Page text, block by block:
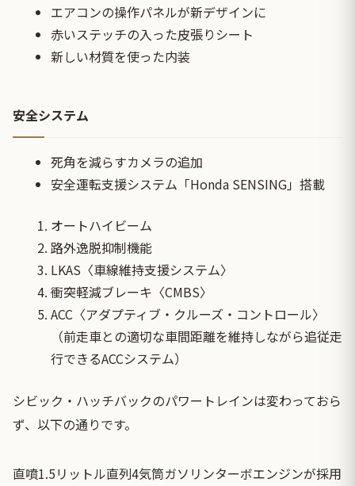
エアコンの操作パネルが新デザインに
赤いステッチの入った皮張りシート
新しい材質を使った内装
安全システム
死角を減らすカメラの追加
安全運転支援システム「Honda SENSING」搭載
オートハイビーム
路外逸脱抑制機能
LKAS〈車線維持支援システム〉
衝突軽減ブレーキ〈CMBS〉
ACC〈アダプティブ・クルーズ・コントロール〉
（前走車との適切な車間距離を維持しながら追従走
行できるACCシステム）
シビック・ハッチバックのパワートレインは変わっておら
ず、以下の通りです。
直噴1.5リットル直列4気筒ガソリンターボエンジンが採用